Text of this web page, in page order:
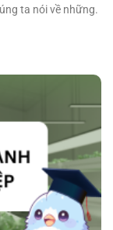
ta nói về những.